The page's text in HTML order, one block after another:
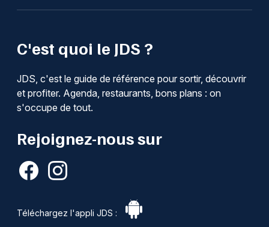
C'est quoi le JDS ?
JDS, c'est le guide de référence pour sortir, découvrir
et profiter. Agenda, restaurants, bons plans : on
s'occupe de tout.
Rejoignez-nous sur
Téléchargez l'appli JDS :